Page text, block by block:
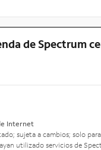
de Spectrum
Internet
sujeta a cambios; solo
utilizado servicios de